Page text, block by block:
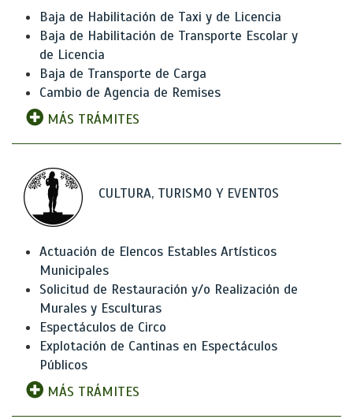
Baja de Habilitación de Taxi y de Licencia
Baja de Habilitación de Transporte Escolar y
de Licencia
Baja de Transporte de Carga
Cambio de Agencia de Remises
MÁS TRÁMITES
CULTURA, TURISMO Y EVENTOS
Actuación de Elencos Estables Artísticos
Municipales
Solicitud de Restauración y/o Realización de
Murales y Esculturas
Espectáculos de Circo
Explotación de Cantinas en Espectáculos
Públicos
MÁS TRÁMITES